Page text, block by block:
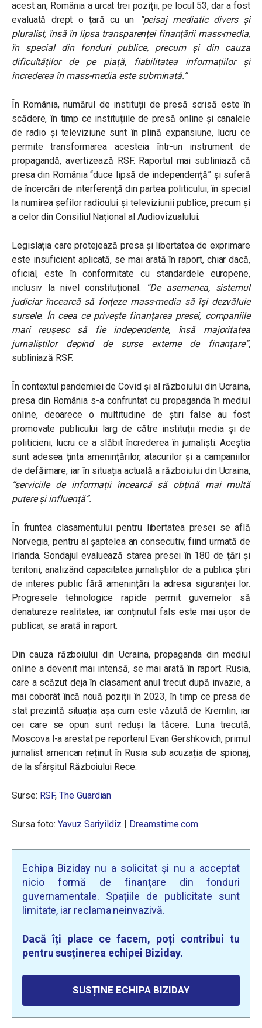
acest an, România a urcat trei poziții, pe locul 53, dar a fost
evaluată drept o țară cu un “peisaj mediatic divers și
pluralist, însă în lipsa transparenței finanțării mass-media,
în special din fonduri publice, precum și din cauza
dificultăților de pe piață, fiabilitatea informațiilor și
încrederea în mass-media este subminată.”
În România, numărul de instituții de presă scrisă este în
scădere, în timp ce instituțiile de presă online și canalele
de radio și televiziune sunt în plină expansiune, lucru ce
permite transformarea acesteia într-un instrument de
propagandă, avertizează RSF. Raportul mai subliniază că
presa din România “duce lipsă de independență” și suferă
de încercări de interferență din partea politicului, în special
la numirea șefilor radioului și televiziunii publice, precum și
a celor din Consiliul Național al Audiovizualului.
Legislația care protejează presa și libertatea de exprimare
este insuficient aplicată, se mai arată în raport, chiar dacă,
oficial, este în conformitate cu standardele europene,
inclusiv la nivel constituțional.
“De asemenea, sistemul
judiciar încearcă să forțeze mass-media să își dezvăluie
sursele. În ceea ce privește finanțarea presei, companiile
mari reușesc să fie independente, însă majoritatea
jurnaliștilor depind de surse externe de finanțare”,
subliniază RSF.
În contextul pandemiei de Covid și al războiului din Ucraina,
presa din România s-a confruntat cu propaganda în mediul
online, deoarece o multitudine de știri false au fost
promovate publicului larg de către instituții media și de
politicieni, lucru ce a slăbit încrederea în jurnaliști. Aceștia
sunt adesea ținta amenințărilor, atacurilor și a campaniilor
de defăimare, iar în situația actuală a războiului din Ucraina,
“serviciile de informații încearcă să obțină mai multă
putere și influență”.
În fruntea clasamentului pentru libertatea presei se află
Norvegia, pentru al șaptelea an consecutiv, fiind urmată de
Irlanda. Sondajul evaluează starea presei în 180 de țări și
teritorii, analizând capacitatea jurnaliștilor de a publica știri
de interes public fără amenințări la adresa siguranței lor.
Progresele tehnologice rapide permit guvernelor să
denatureze realitatea, iar conținutul fals este mai ușor de
publicat, se arată în raport.
Din cauza războiului din Ucraina, propaganda din mediul
online a devenit mai intensă, se mai arată în raport. Rusia,
care a scăzut deja în clasament anul trecut după invazie, a
mai coborât încă nouă poziții în 2023, în timp ce presa de
stat prezintă situația așa cum este văzută de Kremlin, iar
cei care se opun sunt reduși la tăcere. Luna trecută,
Moscova l-a arestat pe reporterul Evan Gershkovich, primul
jurnalist american reținut în Rusia sub acuzația de spionaj,
de la sfârșitul Războiului Rece.
Surse: RSF,The Guardian
Sursa foto:Yavuz Sariyildiz Dreamstime.com
Echipa Biziday nu a solicitat și nu a acceptat
nicio formă de finanțare din fonduri
guvernamentale. Spațiile de publicitate sunt
limitate, iar reclama neinvazivă.
Dacă îți place ce facem, poți contribui tu
pentru susținerea echipei Biziday.
SUSȚINE ECHIPA BIZIDAY